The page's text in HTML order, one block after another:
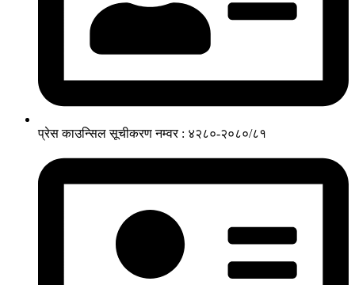
प्रेस काउन्सिल सूचीकरण नम्वर : ४२८०-२०८०/८१